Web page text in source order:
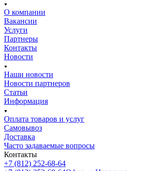
О компании
Вакансии
Услуги
Партнеры
Контакты
Новости
Наши новости
Новости партнеров
Статьи
Информация
Оплата товаров и услуг
Самовывоз
Доставка
Часто задаваемые вопросы
Контакты
+7 (812) 252-68-64